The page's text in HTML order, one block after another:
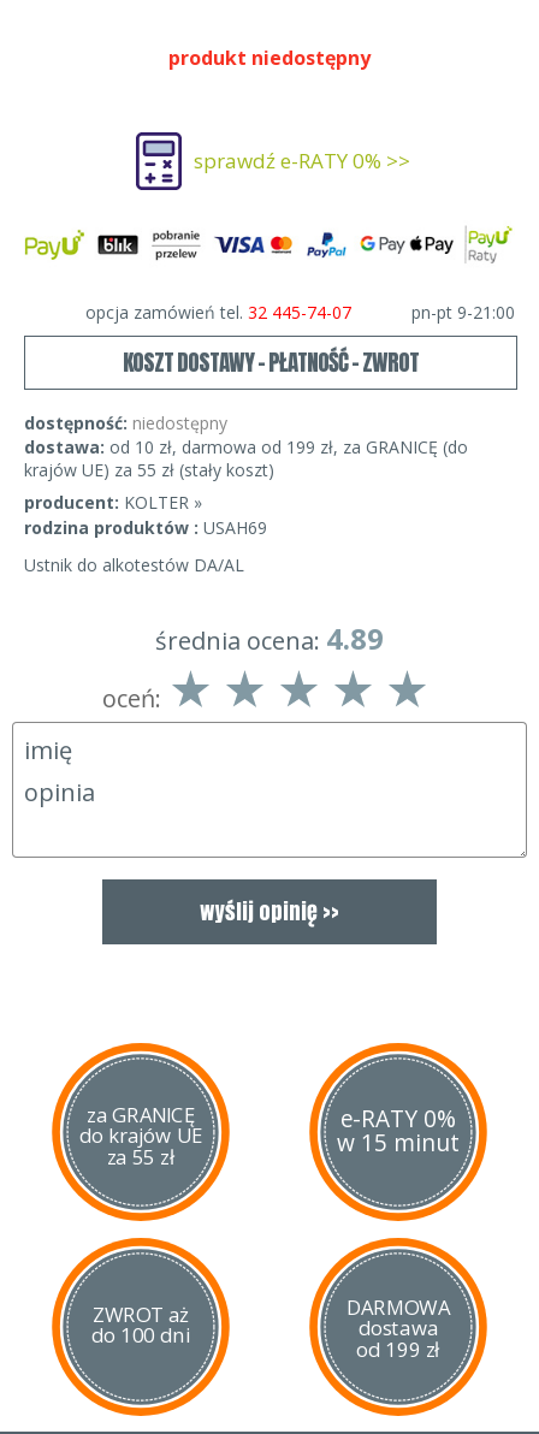
produkt niedostępny
sprawdź e-RATY 0% >>
opcja zamówień tel. 32 445-74-07 pn-pt 9-21:00
KOSZT DOSTAWY - PŁATNOŚĆ - ZWROT
dostępność: niedostępny
dostawa: od 10 zł, darmowa od 199 zł, za GRANICĘ (do
krajów UE) za 55 zł (stały koszt)
producent: KOLTER »
rodzina produktów : USAH69
Ustnik do alkotestów DA/AL
średnia ocena: 4.89
oceń:
za GRANICĘ
do krajów UE
za 55 zł
e-RATY 0%
w 15 minut
ZWROT aż
do 100 dni
DARMOWA
dostawa
od 199 zł